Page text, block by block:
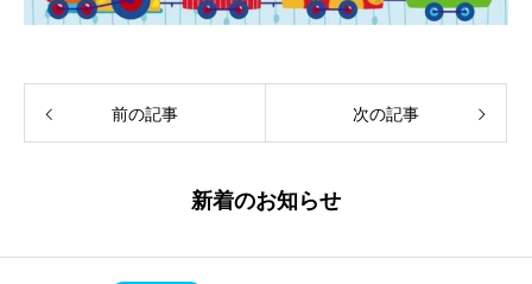
前の記事 次の記事
新着のお知らせ